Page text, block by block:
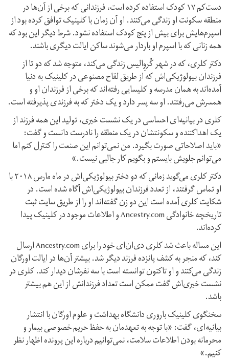
دست‌کم ۱۷ کودک استفاده کرده است، فرزندانی که برخی از آن‌ها در
منطقه‌ سکونت او زندگی می‌کنند. او آن زمان با کلینیک توافق کرده بود از
اسپرم‌هایش برای بیش از پنج کودک استفاده نشود. شرط دیگر این بود که
همه زنانی که با اسپرم او باردار می‌شوند ساکن ایالت دیگری باشند.
دکتر کلری، که در شهر کُروِالیس زندگی می‌کند، متوجه شد که دو تا از
فرزندان بیولوژیکی‌اش که از طریق لقاح مصنوعی در کلینیک به دنیا
آمده‌اند به همان مدرسه و کلیسایی رفته‌اند که برخی از فرزندان او و
همسرش می‌رفتند. او سه پسر دارد و یک دختر که به فرزندی پذیرفته است.
کلری در بیانیه‌ای احساسی در یک نشست خبری، تولید این همه فرزند از
یک اهدا‌کننده و سکونتشان در یک منطقه را نادرست دانست و گفت:
«باید اصلاحاتی صورت بگیرد. من نمی‌توانم این صنعت را کنترل کنم اما
می‌توانم جلویش بایستم و بگویم کار جالبی نیست.»
دکتر کلری می‌گوید زمانی که دو دختر بیولوژیکی‌اش در ماه مارس ۲۰۱۸ با
او تماس گرفتند، از تعدد فرزندان بیولوژیکی‌اش آگاه شده است. در
شکایت کلری آمده است این دو زن گفته‌اند او را از طریق سایت ثبت
تاریخچه خانوادگی Ancestry.com و اطلاعات موجود در کلینیک پیدا
کرده‌اند.
این مساله باعث شد کلری دی‌ان‌ای خود را برای Ancestry.com ارسال
کند، که منجر به کشف پانزده فرزند دیگر شد. بیشتر آن‌ها در ایالت اورگان
زندگی می‌کنند و او تا‌کنون توانسته است با سه نفرشان دیدار کند. کلری در
نشست خبری‌اش گفت ممکن است تعداد فرزندانش از این هم بیشتر
باشد.
سخنگوی کلینیک باروری دانشگاه بهداشت و علوم اورگان با انتشار
بیانیه‌ای، گفت: «با توجه به تعهدمان به حفظ حریم خصوصی بیمار و
محرمانه بودن اطلاعات سلامت، نمی‌توانیم درباره این پرونده اظهار نظر
کنیم.»